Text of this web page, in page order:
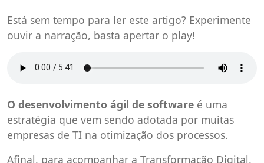
Está sem tempo para ler este artigo? Experimente
ouvir a narração, basta apertar o play!
O desenvolvimento ágil de software é uma
estratégia que vem sendo adotada por muitas
empresas de TI na otimização dos processos.
Afinal, para acompanhar a Transformação Digital,